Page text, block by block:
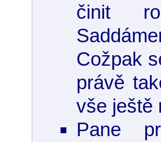
činit
Cožpak
právě
vše ještě
Pane